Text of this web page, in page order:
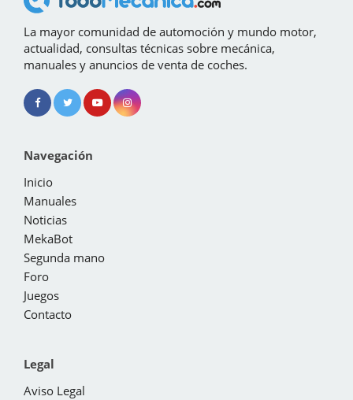
La mayor comunidad de automoción y mundo motor,
actualidad, consultas técnicas sobre mecánica,
manuales y anuncios de venta de coches.
Navegación
Inicio
Manuales
Noticias
MekaBot
Segunda mano
Foro
Juegos
Contacto
Legal
Aviso Legal